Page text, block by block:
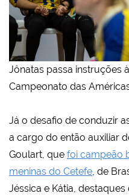
Jônatas passa instruções
Campeonato das
Já o desafio de conduzir
a cargo do então auxiliar
Goulart, que foi campeão
meninas do Cetefe, de
Jéssica e Kátia, destaques